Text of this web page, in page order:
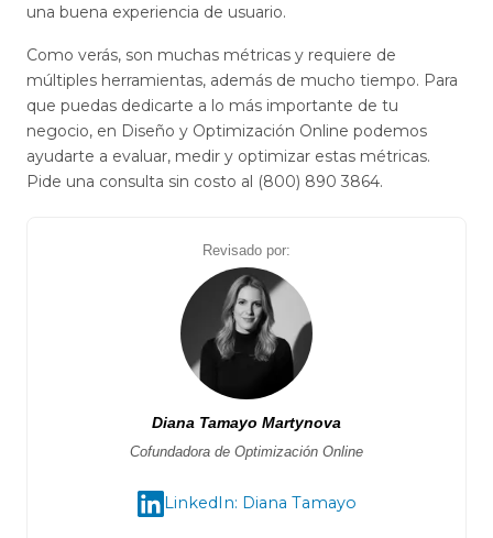
una buena experiencia de usuario.
Como verás, son muchas métricas y requiere de
múltiples herramientas, además de mucho tiempo. Para
que puedas dedicarte a lo más importante de tu
negocio, en Diseño y Optimización Online podemos
ayudarte a evaluar, medir y optimizar estas métricas.
Pide una consulta sin costo al (800) 890 3864.
Revisado por:
Diana Tamayo Martynova
Cofundadora de Optimización Online
LinkedIn: Diana Tamayo